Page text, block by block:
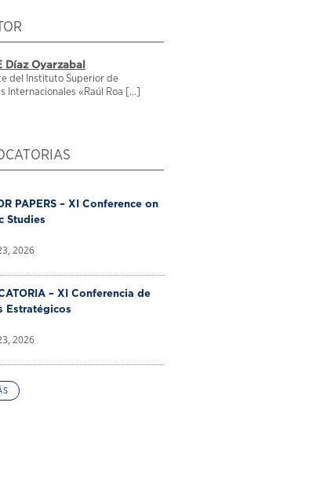
Díaz Oyarzabal
del Instituto Superior de
Internacionales «Raúl Roa [...]
PAPERS – XI Conference on
Studies
2026
– XI Conferencia de
Estratégicos
2026